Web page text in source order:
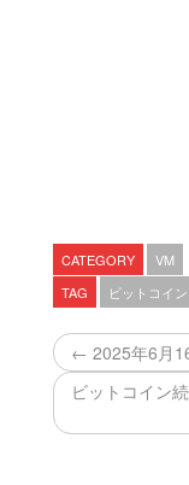
CATEGORY
VM
TAG
ビットコイン
← 2025年6月
ビットコイン